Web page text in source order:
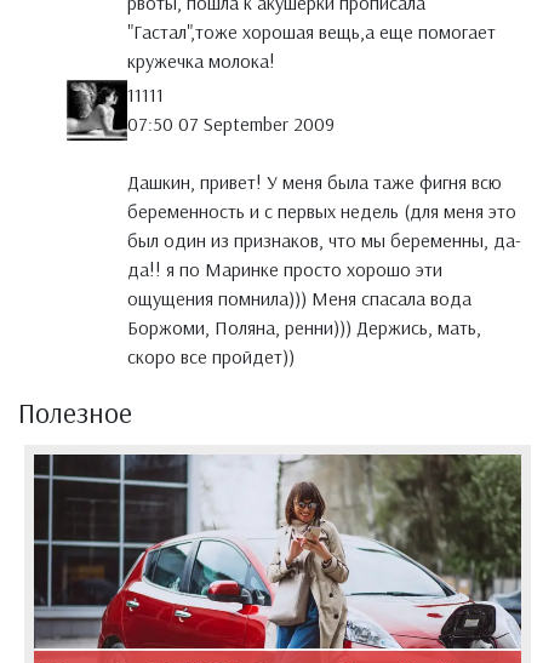
"Гастал",тоже хорошая вещь,а еще помогает
кружечка молока!
11111
07:50 07 September 2009
Дашкин, привет! У меня была таже фигня всю
беременность и с первых недель (для меня это
был один из признаков, что мы беременны, да-
да!! я по Маринке просто хорошо эти
ощущения помнила))) Меня спасала вода
Боржоми, Поляна, ренни))) Держись, мать,
скоро все пройдет))
Полезное